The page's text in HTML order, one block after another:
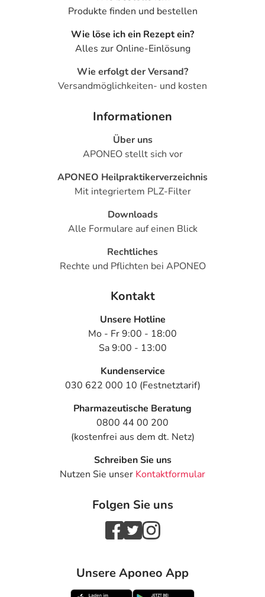
Produkte finden und bestellen
Wie löse ich ein Rezept ein?
Alles zur Online-Einlösung
Wie erfolgt der Versand?
Versandmöglichkeiten- und kosten
Informationen
Über uns
APONEO stellt sich vor
APONEO Heilpraktikerverzeichnis
Mit integriertem PLZ-Filter
Downloads
Alle Formulare auf einen Blick
Rechtliches
Rechte und Pflichten bei APONEO
Kontakt
Unsere Hotline
Mo - Fr 9:00 - 18:00
Sa 9:00 - 13:00
Kundenservice
030 622 000 10 (Festnetztarif)
Pharmazeutische Beratung
0800 44 00 200
(kostenfrei aus dem dt. Netz)
Schreiben Sie uns
Nutzen Sie unser Kontaktformular
Folgen Sie uns
Unsere Aponeo App